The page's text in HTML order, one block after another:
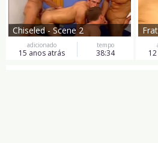
Chiseled - Scene 2
adicionado
15 anos atrás
tempo
38:34